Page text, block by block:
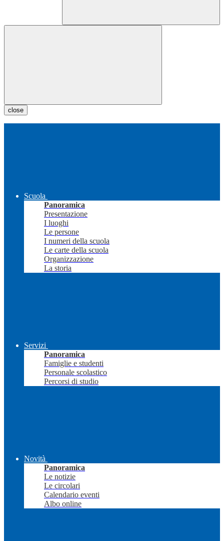
close
Scuola
Panoramica
Presentazione
I luoghi
Le persone
I numeri della scuola
Le carte della scuola
Organizzazione
La storia
Servizi
Panoramica
Famiglie e studenti
Personale scolastico
Percorsi di studio
Novità
Panoramica
Le notizie
Le circolari
Calendario eventi
Albo online